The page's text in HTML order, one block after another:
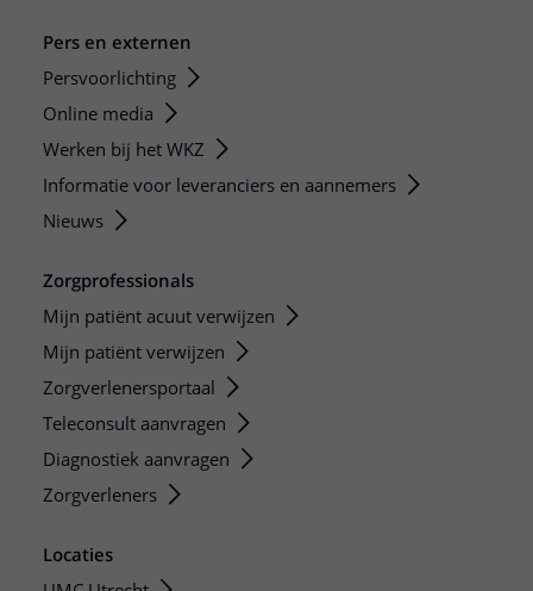
Pers en externen
Persvoorlichting
Online media
Werken bij het WKZ
Informatie voor leveranciers en aannemers
Nieuws
Zorgprofessionals
Mijn patiënt acuut verwijzen
Mijn patiënt verwijzen
Zorgverlenersportaal
Teleconsult aanvragen
Diagnostiek aanvragen
Zorgverleners
Locaties